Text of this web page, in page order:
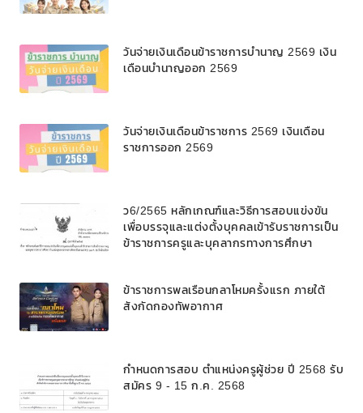
วันจ่ายเงินเดือนข้าราชการบํานาญ 2569 เงิน
เดือนบำนาญออก 2569
วันจ่ายเงินเดือนข้าราชการ 2569 เงินเดือน
ราชการออก 2569
ว6/2565 หลักเกณฑ์และวิธีการสอบแข่งขัน
เพื่อบรรจุและแต่งตั้งบุคคลเข้ารับราชการเป็น
ข้าราชการครูและบุคลากรทางการศึกษา
ราชวิทยาลัย สังกัดสำนักงานคณะกรรมการ
การศึกษาขั้นพื้นฐาน
ข้าราชการพลเรือนกลาโหมครั้งแรก ภายใต้
สังกัดกองทัพอากาศ
กำหนดการสอบ ตำแหน่งครูผู้ช่วย ปี 2568 รับ
สมัคร 9 - 15 ก.ค. 2568